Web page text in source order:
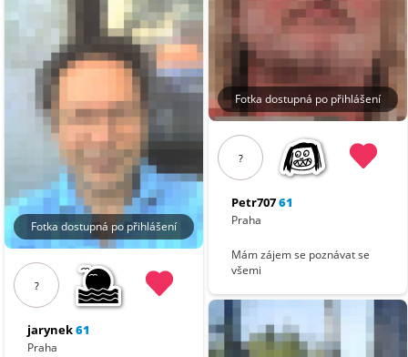
Fotka dostupná po přihlášení
?
jarynek61
Praha
Fotka dostupná po přihlášení
?
Petr70761
Praha
Mám zájem se poznávat se
všemi